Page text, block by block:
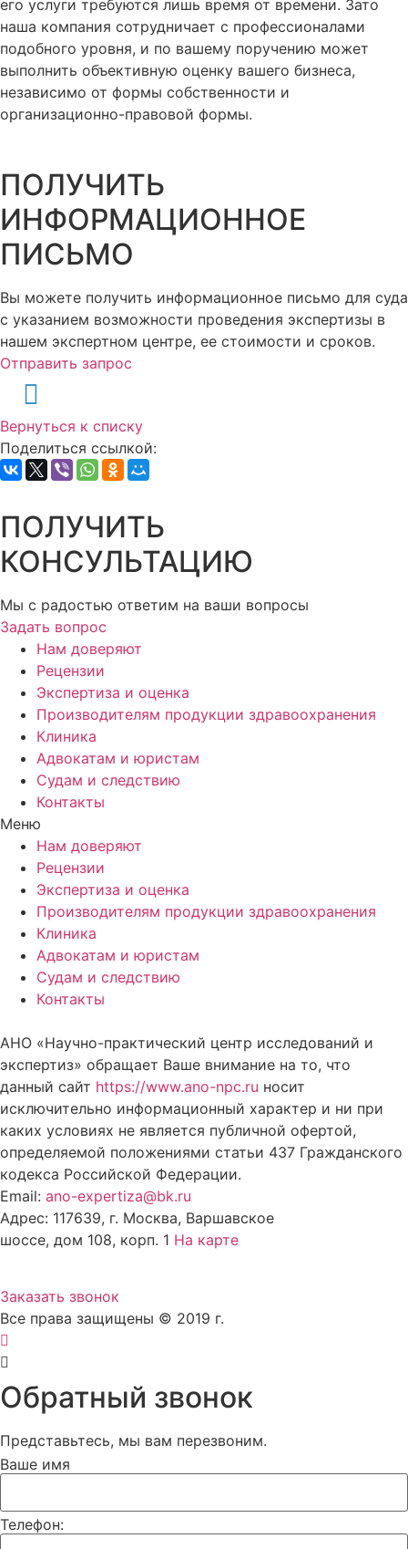
его услуги требуются лишь время от времени. Зато
наша компания сотрудничает с профессионалами
подобного уровня, и по вашему поручению может
выполнить объективную оценку вашего бизнеса,
независимо от формы собственности и
организационно-правовой формы.
ПОЛУЧИТЬ
ИНФОРМАЦИОННОЕ
ПИСЬМО
Вы можете получить информационное письмо для суда
с указанием возможности проведения экспертизы в
нашем экспертном центре, ее стоимости и сроков.
Отправить запрос
Вернуться к списку
Поделиться ссылкой:
ПОЛУЧИТЬ
КОНСУЛЬТАЦИЮ
Мы с радостью ответим на ваши вопросы
Задать вопрос
Нам доверяют
Рецензии
Экспертиза и оценка
Производителям продукции здравоохранения
Клиника
Адвокатам и юристам
Судам и следствию
Контакты
Меню
Нам доверяют
Рецензии
Экспертиза и оценка
Производителям продукции здравоохранения
Клиника
Адвокатам и юристам
Судам и следствию
Контакты
АНО «Научно-практический центр исследований и
экспертиз» обращает Ваше внимание на то, что
данный сайт https://www.ano-npc.ru носит
исключительно информационный характер и ни при
каких условиях не является публичной офертой,
определяемой положениями статьи 437 Гражданского
кодекса Российской Федерации.
Email: ano-expertiza@bk.ru
Адрес: 117639, г. Москва, Варшавское
шоссе, дом 108, корп. 1 На карте
Заказать звонок
Все права защищены © 2019 г.
Обратный звонок
Представьтесь, мы вам перезвоним.
Ваше имя
Телефон: